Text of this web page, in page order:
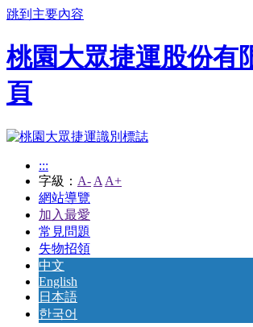
跳到主要內容
桃園大眾捷運股份有
頁
:::
字級： A- A A+
網站導覽
加入最愛
常見問題
失物招領
中文
English
日本語
한국어